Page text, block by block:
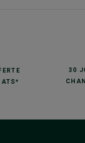
30